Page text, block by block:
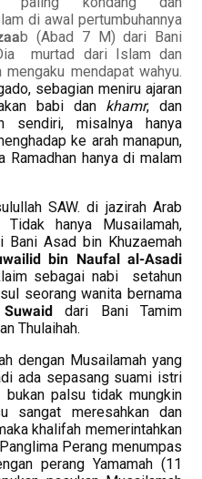
di awal pertumbuhannya
b (Abad 7 M) dari Bani
murtad dari Islam dan
mendapat wahyu.
sebagian meniru ajaran
babi dan khamr, dan
sendiri, misalnya hanya
ke arah manapun,
Ramadhan hanya di malam
SAW. di jazirah Arab
hanya Musailamah,
Bani Asad bin Khuzaemah
bin Naufal al-Asadi
sebagai nabi
setahun
seorang wanita bernama
Suwaiddari Bani Tamim
Thulaihah.
dengan Musailamah yang
ada sepasang suami istri
bukan palsu tidak mungkin
sangat meresahkan dan
khalifah memerintahkan
Perang menumpas
perang Yamamah (11